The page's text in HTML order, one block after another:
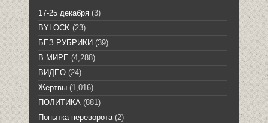
17-25 декабря (3)
BYLOCK (23)
БЕЗ РУБРИКИ (39)
В МИРЕ (4,288)
ВИДЕО (24)
Жертвы (1,016)
ПОЛИТИКА (881)
Попытка переворота(2)